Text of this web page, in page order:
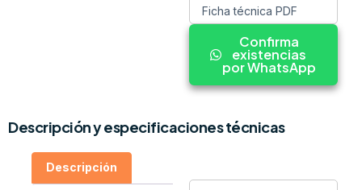
Ficha técnica PDF
Confirma
existencias
por WhatsApp
Descripción y especificaciones técnicas
Descripción